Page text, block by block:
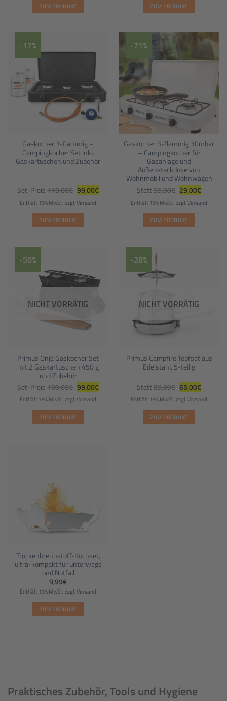
ZUM PRODUKT ZUM PRODUKT
-17%
Gaskocher 3-flammig –
Campingkocher Set inkl.
Gaskartuschen und Zubehör
Set-Preis 119,00€ Ursprünglicher
Preis
war:
119,00€
99,00€Aktueller
Preis
Enthält 19% MwSt.zzgl.Versand
ZUM PRODUKT
-71%
Gaskocher 3-flammig 30mbar
– Campingkocher für
Gasanlage und
Außensteckdose von
Wohnmobil und Wohnwagen
Statt 99,00€ Ursprünglicher
Preis
war:
99,00€
29,00€Aktueller
Preis
ist:
29,00€.
Enthält 19% MwSt.zzgl.Versand
ZUM PRODUKT
-50%
NICHT VORRÄTIG
Primus Onja Gaskocher Set
mit 2 Gaskartuschen 450 g
und Zubehör
Set-Preis 199,00€ Ursprünglicher
Preis
war:
199,00€
99,00€Aktueller
Preis
Enthält 19% MwSt.zzgl.Versand
ZUM PRODUKT
-28%
NICHT VORRÄTIG
Primus Campfire Topfset aus
Edelstahl, 5-teilig
Statt 89,99€ Ursprünglicher
Preis
war:
89,99€
65,00€Aktueller
Preis
ist:
65,00€.
Enthält 19% MwSt.zzgl.Versand
ZUM PRODUKT
Trockenbrennstoff-Kochset,
ultra-kompakt für unterwegs
und Notfall
9,99€
Enthält 19% MwSt.zzgl.Versand
ZUM PRODUKT
Praktisches Zubehör, Tools und Hygiene